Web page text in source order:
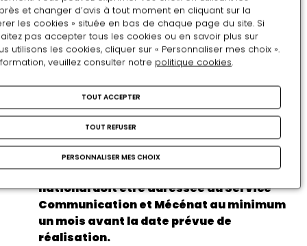
audiovisuelle, prises de
vue et interview
Toute demande de tournage, de
reportage, d’interview, de captation
audiovisuelle ou de prises de vue
photographiques au sein du Musée
national doit être adressée au Service
Communication et Mécénat au minimum
un mois avant la date prévue de
réalisation.
et changer d’avis à tout moment en cliquant sur la
les cookies » située en bas de chaque page du site. Si
pas accepter tous les cookies ou en savoir plus sur
utilisons les cookies, cliquer sur « Personnaliser mes choix ».
veuillez consulter notre politique cookies.
TOUT ACCEPTER
TOUT REFUSER
PERSONNALISER MES CHOIX